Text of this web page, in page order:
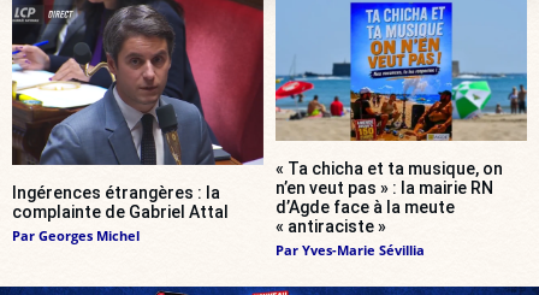
Ingérences étrangères : la
complainte de Gabriel Attal
Par Georges Michel
« Ta chicha et ta musique, on
n’en veut pas » : la mairie RN
d’Agde face à la meute
« antiraciste »
Par Yves-Marie Sévillia